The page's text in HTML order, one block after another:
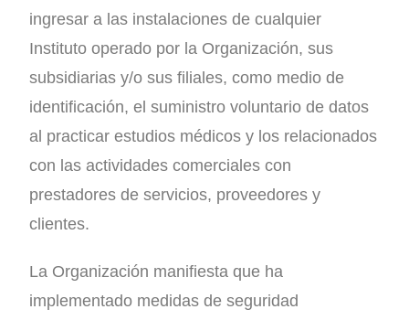
ingresar a las instalaciones de cualquier
Instituto operado por la Organización, sus
subsidiarias y/o sus filiales, como medio de
identificación, el suministro voluntario de datos
al practicar estudios médicos y los relacionados
con las actividades comerciales con
prestadores de servicios, proveedores y
clientes.
La Organización manifiesta que ha
implementado medidas de seguridad